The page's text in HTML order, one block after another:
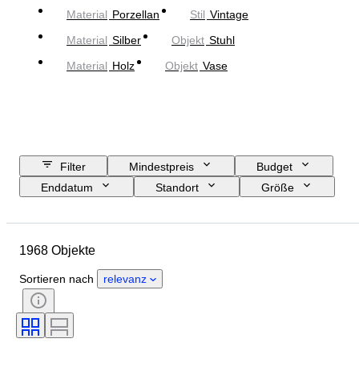
Material Porzellan Stil Vintage
Material Silber Objekt Stuhl
Material Holz Objekt Vase
Filter Mindestpreis
Budget
Enddatum
Standort
Größe
Material
Periode
Thema
Stil
Farbe
Energiereserve
1968 Objekte
Sortieren nach relevanz